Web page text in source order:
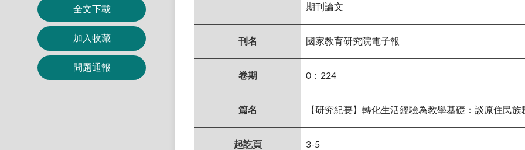
全文下載
加入收藏
問題通報
期刊論文
刊名 國家教育研究院電子報
卷期 0：224
篇名 【研究紀要】轉化生活經驗為教學基礎：談原住民
起訖頁 3-5